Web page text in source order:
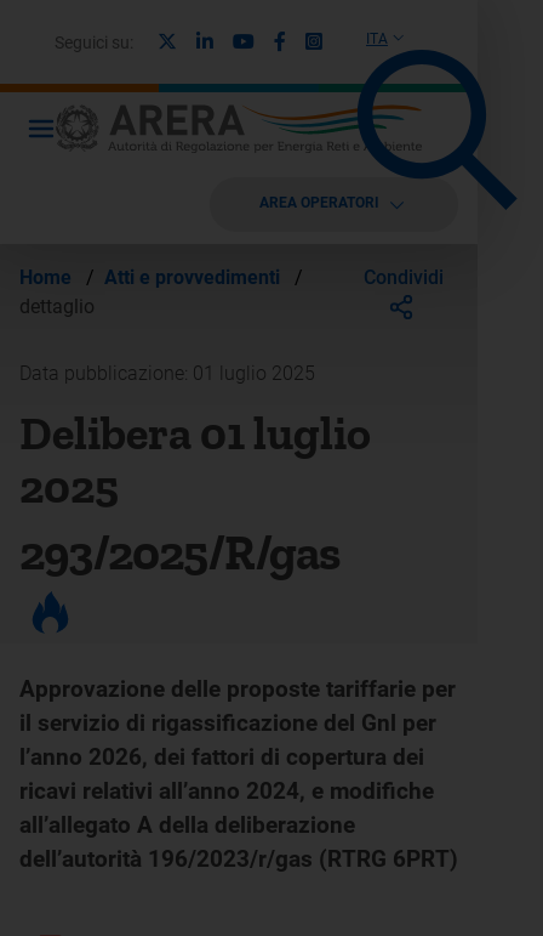
ITA
Seguici su: LinkedinYoutubeFacebook
Instagram
AREA OPERATORI
Home / Atti e provvedimenti
/
dettaglio
Condividi
Data pubblicazione: 01 luglio 2025
Delibera 01 luglio
2025
293/2025/R/gas
Approvazione delle proposte tariffarie per
il servizio di rigassificazione del Gnl per
l’anno 2026, dei fattori di copertura dei
ricavi relativi all’anno 2024, e modifiche
all’allegato A della deliberazione
dell’autorità 196/2023/r/gas (RTRG 6PRT)